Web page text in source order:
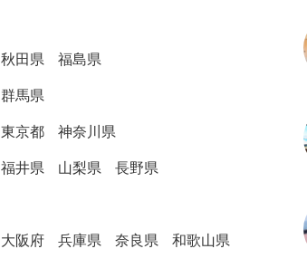
秋田県 福島県
群馬県
東京都 神奈川県
福井県 山梨県 長野県
大阪府 兵庫県 奈良県 和歌山県